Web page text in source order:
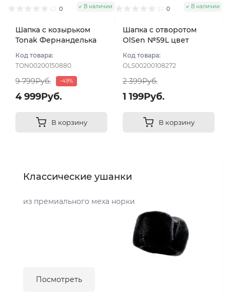
0 В наличии
Шапка с козырьком
Tonak Фернанделька
красный/бел размер
56-59
Код товара:
TON00200150880
9 799Руб. -49%
4 999Руб.
В корзину
0 В наличии
Шапка с отворотом
OlSen №59L цвет
Код товара:
OLS00200108272
2 399Руб.
1 199Руб.
В корзину
Классические ушанки
из премиального меха норки
Посмотреть